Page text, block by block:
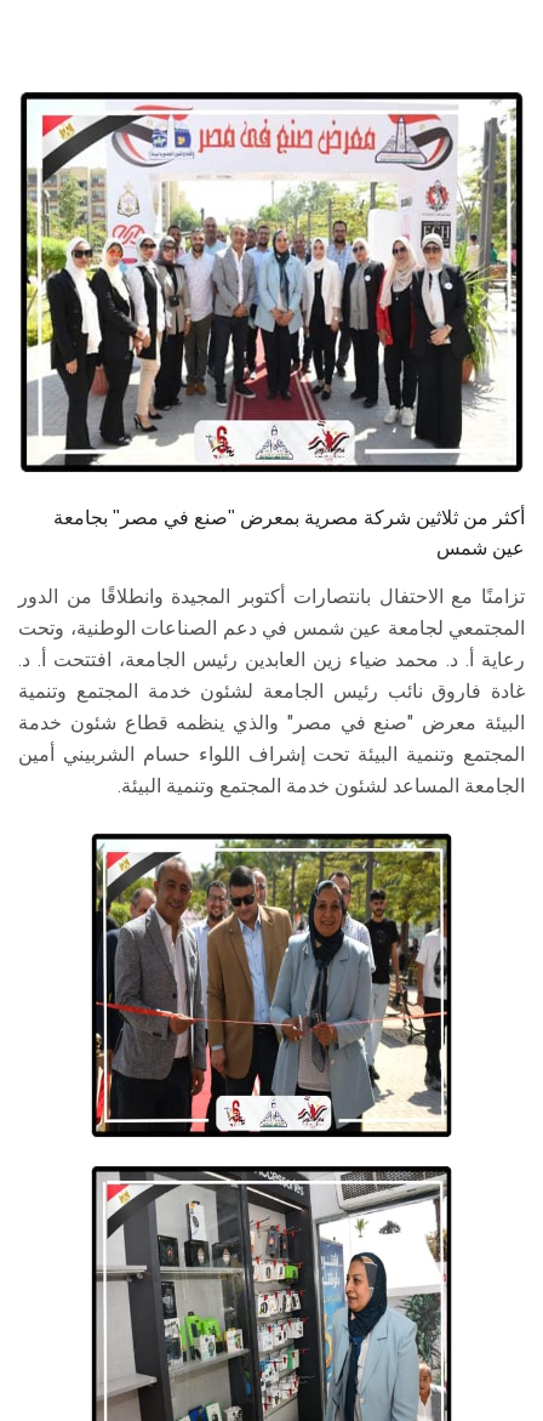
الطلاب
هيئة التدريس
الدراسات العليا
الخريجين
الموظفون
الزائـرون
أكثر من ثلاثين شركة مصرية بمعرض "صنع في مصر" بجامعة
عين شمس
تزامنًا مع الاحتفال بانتصارات أكتوبر المجيدة وانطلاقًا من الدور
المجتمعي لجامعة عين شمس في دعم الصناعات الوطنية، وتحت
رعاية أ. د. محمد ضياء زين العابدين رئيس الجامعة، افتتحت أ. د.
غادة فاروق نائب رئيس الجامعة لشئون خدمة المجتمع وتنمية
البيئة معرض "صنع في مصر" والذي ينظمه قطاع شئون خدمة
المجتمع وتنمية البيئة تحت إشراف اللواء حسام الشربيني أمين
الجامعة المساعد لشئون خدمة المجتمع وتنمية البيئة.